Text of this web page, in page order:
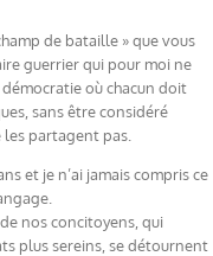
de bataille » que vous
guerrier qui pour moi ne
où chacun doit
sans être considéré
partagent pas.
et je n’ai jamais compris ce
nos concitoyens, qui
plus sereins, se détournent